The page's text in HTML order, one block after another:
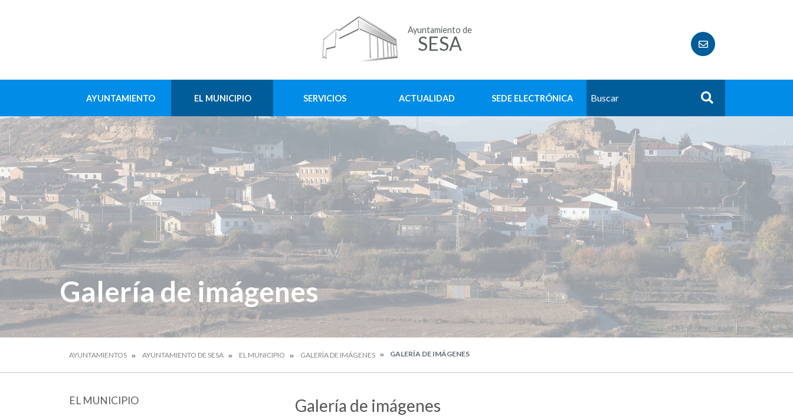
Ayuntamiento de
SESA
AYUNTAMIENTO EL MUNICIPIO SERVICIOS ACTUALIDAD SEDE ELECTRÓNICA Buscar
Galería de imágenes
AYUNTAMIENTOS AYUNTAMIENTO DE SESA EL MUNICIPIO GALERÍA DE IMÁGENES GALERÍA DE IMÁGENES
EL MUNICIPIO Galería de imágenes